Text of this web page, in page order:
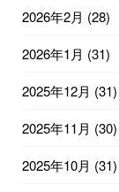
2026年2月 (28)
2026年1月 (31)
2025年12月 (31)
2025年11月 (30)
2025年10月 (31)